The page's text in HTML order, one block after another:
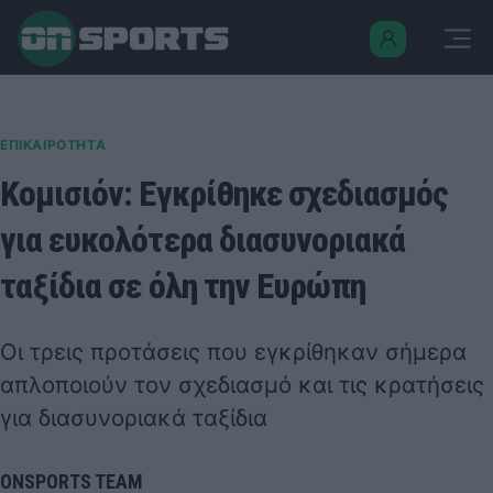
ΕΠΙΚΑΙΡΟΤΗΤΑ
Κομισιόν: Εγκρίθηκε σχεδιασμός
για ευκολότερα διασυνοριακά
ταξίδια σε όλη την Ευρώπη
Οι τρεις προτάσεις που εγκρίθηκαν σήμερα
απλοποιούν τον σχεδιασμό και τις κρατήσεις
για διασυνοριακά ταξίδια
ONSPORTS TEAM